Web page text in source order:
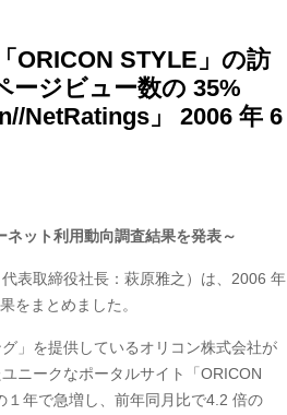
ORICON STYLE」の訪
ージビュー数の 35%
NetRatings」 2006 年 6
ット利用動向調査結果を発表～
表取締役社長：萩原雅之）は、2006 年
をまとめました。
」を提供しているオリコン株式会社が
ニークなポータルサイト「ORICON
年で急増し、前年同月比で4.2 倍の